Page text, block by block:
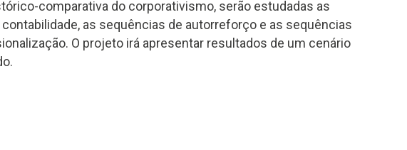
comparativa do corporativismo, serão estudadas as
as sequências de autorreforço e as sequências
O projeto irá apresentar resultados de um cenário